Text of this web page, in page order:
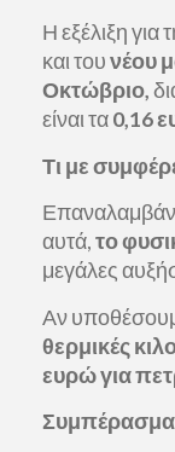
Η εξέλιξη για
και τουνέου
Οκτώβριο,
είναι τα0,16
Τι με
αυτά,το
μεγάλες
Αν
θερμικές
ευρώ για
Συμπέρασμα